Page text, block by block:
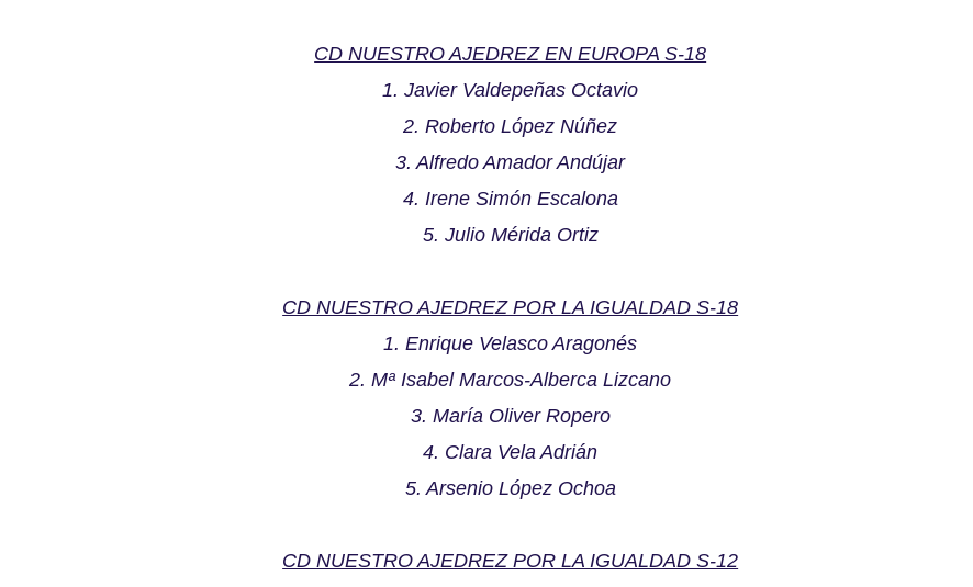
CD NUESTRO AJEDREZ EN EUROPA S-18
1. Javier Valdepeñas Octavio
2. Roberto López Núñez
3. Alfredo Amador Andújar
4. Irene Simón Escalona
5. Julio Mérida Ortiz
CD NUESTRO AJEDREZ POR LA IGUALDAD S-18
1. Enrique Velasco Aragonés
2. Mª Isabel Marcos-Alberca Lizcano
3. María Oliver Ropero
4. Clara Vela Adrián
5. Arsenio López Ochoa
CD NUESTRO AJEDREZ POR LA IGUALDAD S-12